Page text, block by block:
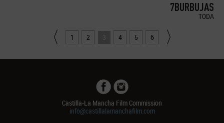
7BURBUJAS
TODA
1 2 3 4 5 6
Castilla-La Mancha Film Commission
info@castillalamanchafilm.com